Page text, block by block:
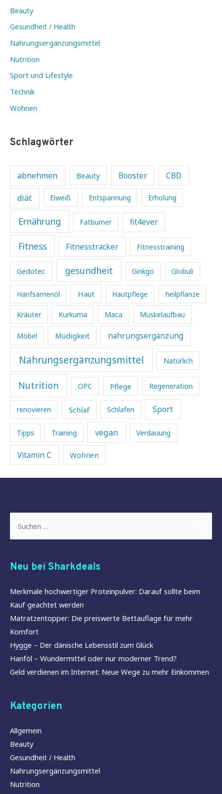
Beauty
Gesundheit / Health
Nahrungsergänzungsmittel
Nutrition
Sport und Lifestyle
Technik
Wohnen
Schlagwörter
abnehmen Beauty Booster CBD
diät Eiweiß Entspannung Erholung
Ernährung Fatburner fit4ever
Fitness Fitnesstracker Fitnesstraining
Gedotec gesundheit Ginkgo Globuli
Hanfsamenöl Haut Hautpflege heilpflanze
Kräuter Kurkuma Maca Muskelaufbau
Möbel Müdigkeit nahrungsergänzung
Nahrungsergänzungsmittel Natürlich
Nutrition OPC Pflege Regeneration
renovieren Schlaf Schlafen Sport
Tipps Training vegan Verdauung
Vitamin C Wohnen
nach:
Neu bei Sharkdeals
Merkmale hochwertiger Proteinpulver: Darauf sollte beim
Kauf geachtet werden
Matratzentopper: Die preiswerte Bettauflage für mehr
Komfort
Hygge – Der dänische Lebensstil zum Glück
Hanföl – Wundermittel oder nur moderner Trend?
Geld verdienen im Internet: Neue Wege zu mehr Einkommen
Kategorien
Allgemein
Beauty
Gesundheit / Health
Nahrungsergänzungsmittel
Nutrition